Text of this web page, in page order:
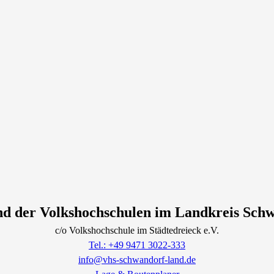
der Volkshochschulen im Landkreis
c/o Volkshochschule im Städtedreieck e.V.
Tel.: +49 9471 3022-333
info@vhs-schwandorf-land.de